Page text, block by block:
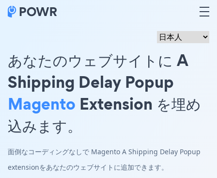
あなたのウェブサイトに A
Shipping Delay Popup
Magento Extension を埋め
込みます。
面倒なコーディングなしで Magento A Shipping Delay Popup
extensionをあなたのウェブサイトに追加できます。